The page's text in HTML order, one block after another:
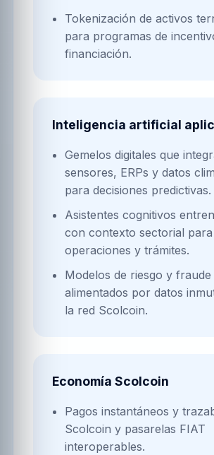
Tokenización de activos
para programas de
financiación.
Inteligencia artificial
Gemelos digitales que
sensores, ERPs y datos
para decisiones predictivas.
Asistentes cognitivos
con contexto sectorial
operaciones y trámites.
Modelos de riesgo y fraude
alimentados por datos
la red Scolcoin.
Economía Scolcoin
Pagos instantáneos y
Scolcoin y pasarelas FIAT
interoperables.